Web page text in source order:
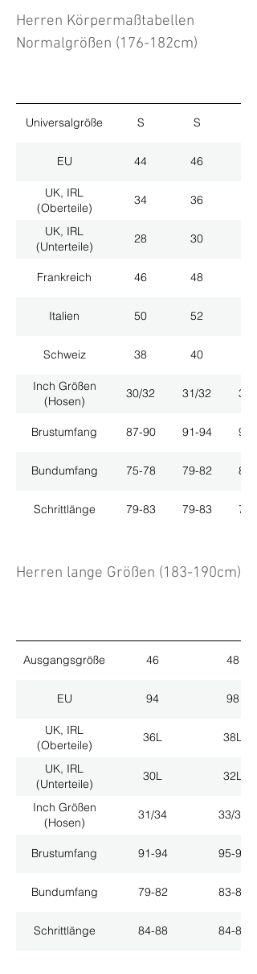
Herren Körpermaßtabellen
Normalgrößen (176-182cm)
Universalgröße S S
EU 44 46
UK, IRL
(Oberteile)
34 36
UK, IRL
(Unterteile)
28 30
Frankreich 46 48
Italien 50 52
Schweiz 38 40
Inch Größen
(Hosen)
30/32 31/32 33/
Brustumfang 87-90 91-94 95-
Bundumfang 75-78 79-82 83-
Schrittlänge 79-83 79-83 79-
Herren lange Größen (183-190cm)
Ausgangsgröße 46 48
EU 94 98
UK, IRL
(Oberteile)
36L 38L
UK, IRL
(Unterteile)
30L 32L
Inch Größen
(Hosen)
31/34 33/34
Brustumfang 91-94 95-98
Bundumfang 79-82 83-86
Schrittlänge 84-88 84-88